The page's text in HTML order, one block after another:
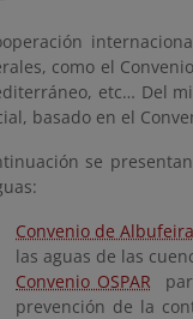
como el
etc… Del
basado en el
se
Convenio de Albufeira
las aguas de las
Convenio OSPAR
prevención de la